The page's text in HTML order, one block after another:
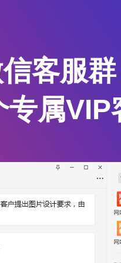
客服群
属VIP